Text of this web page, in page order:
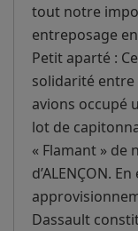
tout notre
entreposage
Petit aparté :
solidarité entre
avions occupé
lot de
« Flamant » de
d’ALENÇON.
Dassault